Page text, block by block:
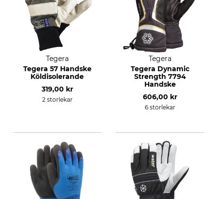
Tegera
Tegera 57 Handske
Köldisolerande
319,00 kr
2 storlekar
Tegera
Tegera Dynamic
Strength 7794
Handske
606,00 kr
6 storlekar